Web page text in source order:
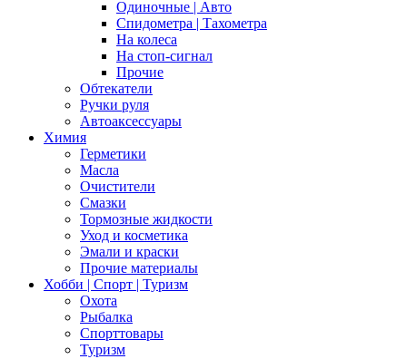
Одиночные | Авто
Спидометра | Тахометра
На колеса
На стоп-сигнал
Прочие
Обтекатели
Ручки руля
Автоаксессуары
Химия
Герметики
Масла
Очистители
Смазки
Тормозные жидкости
Уход и косметика
Эмали и краски
Прочие материалы
Хобби | Cпорт | Туризм
Охота
Рыбалка
Спорттовары
Туризм